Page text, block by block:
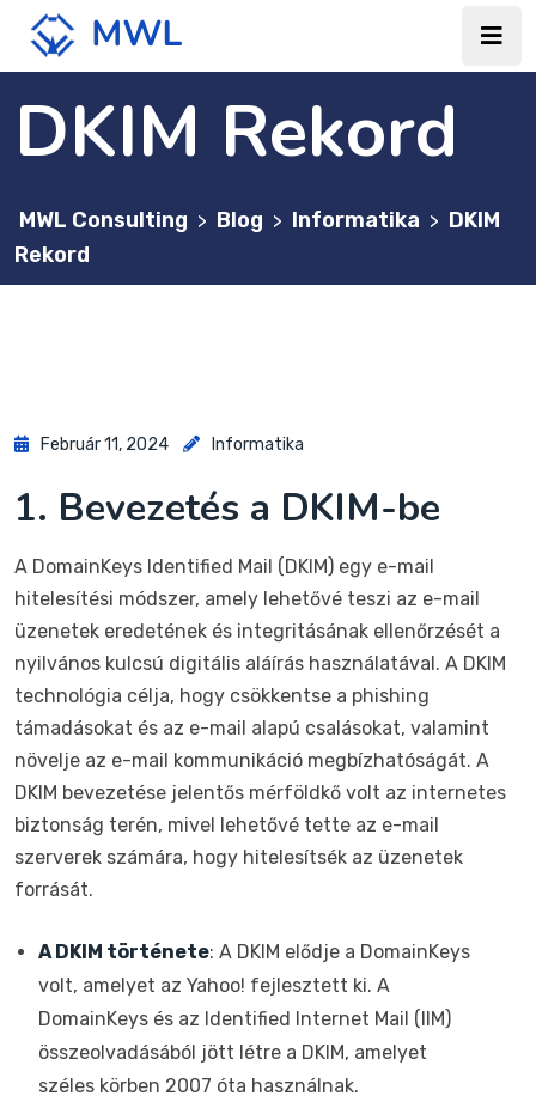
DKIM Rekord
MWL Consulting > Blog > Informatika > DKIM
Rekord
Február 11, 2024 Informatika
1. Bevezetés a DKIM-be
A DomainKeys Identified Mail (DKIM) egy e-mail
hitelesítési módszer, amely lehetővé teszi az e-mail
üzenetek eredetének és integritásának ellenőrzését a
nyilvános kulcsú digitális aláírás használatával. A DKIM
technológia célja, hogy csökkentse a phishing
támadásokat és az e-mail alapú csalásokat, valamint
növelje az e-mail kommunikáció megbízhatóságát. A
DKIM bevezetése jelentős mérföldkő volt az internetes
biztonság terén, mivel lehetővé tette az e-mail
szerverek számára, hogy hitelesítsék az üzenetek
forrását.
A DKIM története: A DKIM elődje a DomainKeys
volt, amelyet az Yahoo! fejlesztett ki. A
DomainKeys és az Identified Internet Mail (IIM)
összeolvadásából jött létre a DKIM, amelyet
széles körben 2007 óta használnak.